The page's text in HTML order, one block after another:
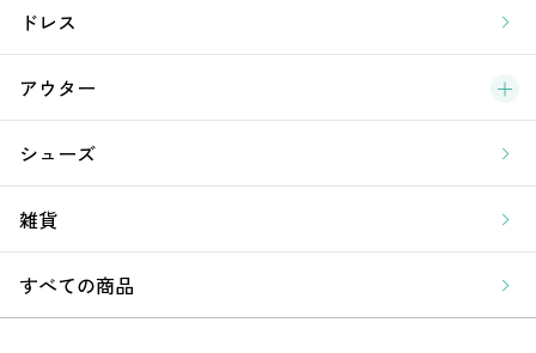
ア
ドレス
アウター
シューズ
雑貨
すべての商品